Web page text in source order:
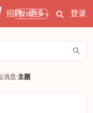
媒体号
招聘 更多 登录
消息 主题